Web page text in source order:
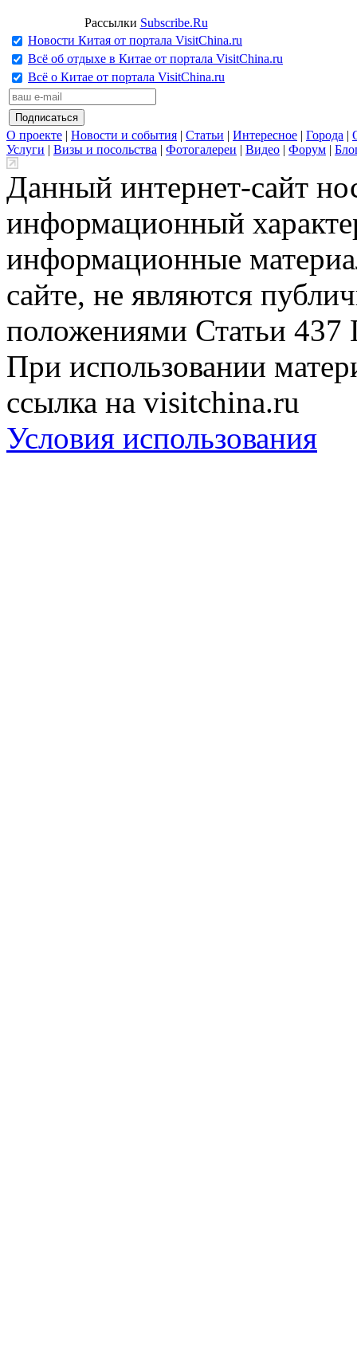
Рассылки Subscribe.Ru
Новости Китая от портала VisitChina.ru
Всё об отдыхе в Китае от портала VisitChina.ru
Всё о Китае от портала VisitChina.ru
О проекте | Новости и события | Статьи | Интересное | Города |
Услуги | Визы и посольства | Фотогалереи | Видео | Форум |
Данный интернет-сайт
информационный
информационные
сайте, не являются
положениями Статьи 437
При использовании
ссылка на visitchina.ru
Условия использования